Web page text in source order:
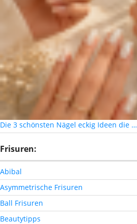
Die 3 schönsten Nägel eckig Ideen die …
Frisuren:
Abibal
Asymmetrische Frisuren
Ball Frisuren
Beautytipps